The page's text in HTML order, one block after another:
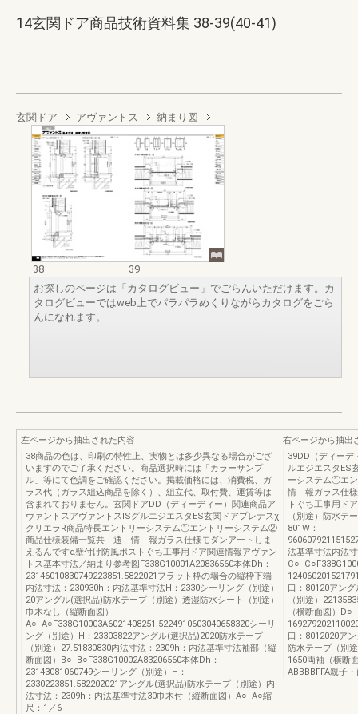
14玄関ドア商品技術資料集 38-39(40-41)
玄関ドア アヴァントス 納まり図
38
39
お探しのページは「カタログビュー」でごらんいただけます。カ
タログビューではweb上でパラパラめくりながらカタログをごら
んになれます。
左ページから抽出された内容
38商品の色は、印刷の特性上、実物とは多少異なる場合がござ
いますのでご了承ください。商品選択時には「カラーサンプ
ル」等にて色調をご確認ください。掲載価格には、消費税、ガ
ラス代（ガラス組込商品を除く）、組立代、取付費、運賃等は
含まれておりません。玄関ドアDD（ディーディー）関連商品ア
ヴァントスアヴァントスISグルエジエスタES玄関ドアプレナスχ
クリエラR商品特長エントリーシステム①エントリーシステム②
商品仕様装備一覧共 通 情 報ガラス仕様モダンアートしま
えるんですα壁付け防風ポストぐち工事用ドア関連情報アヴァン
トス基本寸法／納まり参考図F338G10001A20836560本体Dh：
23146010830749223851.5822021フラット枠の場合の縦枠下端
内法寸法：230930h：内法基準寸法H：2330シーリング（別途）
20アングル(選択品)防水テープ（別途）透湿防水シート（別途）
巾木なし（縦断面図）
A○−A○F338G10003A6021408251.5224910603040658320シーリ
ング（別途）H：23303822アングル(選択品)2020防水テープ
（別途）27.51830830内法寸法：2309h：内法基準寸法袖部（縦
断面図）B○−B○F338G10002A83206560本体Dh：
23143081060749シーリング（別途）H：
2330223851.582202021アングル(選択品)防水テープ（別途）内
法寸法：2309h：内法基準寸法30巾木付（縦断面図）A○−A○縮
尺：1／6
右ページから抽出
39DD（ディーデ
ルエジエスタES
ーシステム①エ
情 報ガラス仕様
トぐち工事用ド
（別途）防水テ
801W：
法基準寸法内法
口：80120アン
（別途）
（横断面図）
口：8012020ア
防水テープ（別
1650両袖（横断
ABBBBFFA親子